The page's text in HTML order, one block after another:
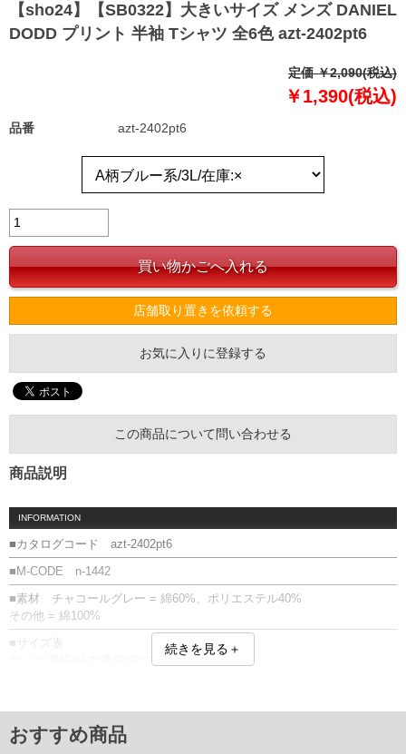
【sho24】【SB0322】大きいサイズ メンズ DANIEL
DODD プリント 半袖 Tシャツ 全6色 azt-2402pt6
定価 ￥2,090(税込)
￥1,390(税込)
品番 azt-2402pt6
店舗取り置きを依頼する
お気に入りに登録する
この商品について問い合わせる
商品説明
INFORMATION
■カタログコード azt-2402pt6
■M-CODE n-1442
■素材 チャコールグレー = 綿60%、ポリエステル40%
その他 = 綿100%
■サイズ表
サイズ/肩幅/袖丈/胸囲/着丈
5L/56/27/138/78
6L/58/28/144/80
8L/62/30/156/84
続きを見る＋
おすすめ商品